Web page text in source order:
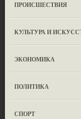
ПРОИСШЕСТВИЯ
КУЛЬТУРА И
ЭКОНОМИКА
ПОЛИТИКА
СПОРТ